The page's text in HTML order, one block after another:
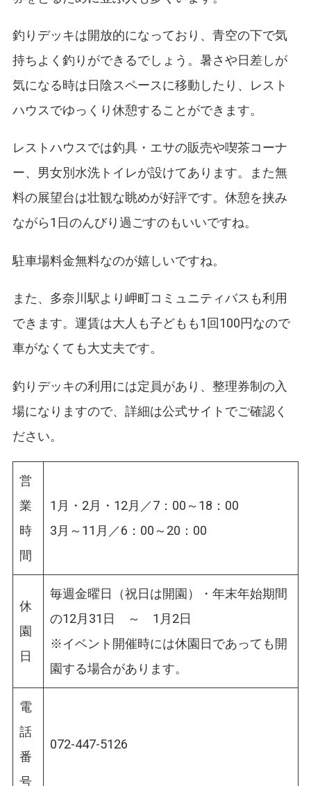
釣りデッキは開放的になっており、青空の下で気
持ちよく釣りができるでしょう。暑さや日差しが
気になる時は日陰スペースに移動したり、レスト
ハウスでゆっくり休憩することができます。
レストハウスでは釣具・エサの販売や喫茶コーナ
ー、男女別水洗トイレが設けてあります。また無
料の展望台は壮観な眺めが好評です。休憩を挟み
ながら1日のんびり過ごすのもいいですね。
駐車場料金無料なのが嬉しいですね。
また、多奈川駅より岬町コミュニティバスも利用
できます。運賃は大人も子どもも1回100円なので
車がなくても大丈夫です。
釣りデッキの利用には定員があり、整理券制の入
場になりますので、詳細は公式サイトでご確認く
ださい。
営
業
時
間
1月・2月・12月／7：00～18：00
3月～11月／6：00～20：00
休
園
日
毎週金曜日（祝日は開園）・年末年始期間
の12月31日 ～ 1月2日
※イベント開催時には休園日であっても開
園する場合があります。
電
話
番
号
072-447-5126